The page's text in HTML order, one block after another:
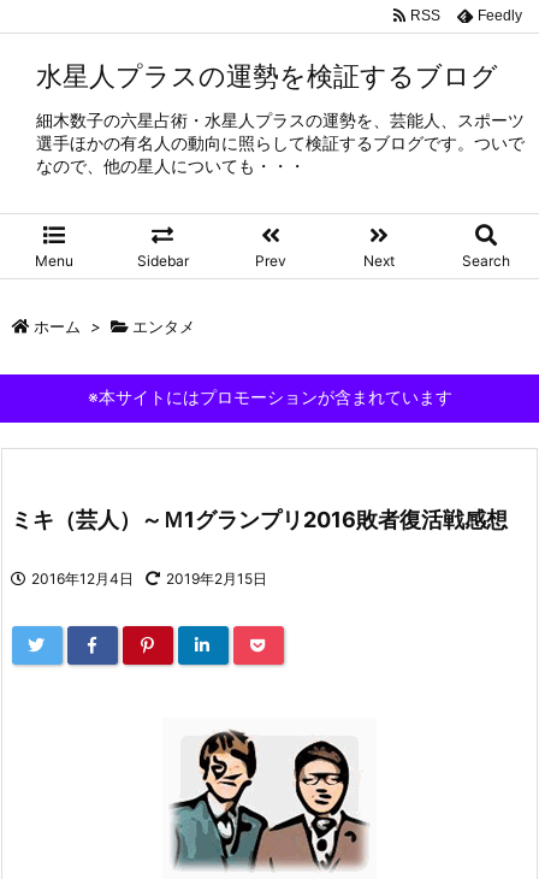
水星人プラスの運勢を検証するブログ
細木数子の六星占術・水星人プラスの運勢を、芸能人、スポーツ
選手ほかの有名人の動向に照らして検証するブログです。ついで
なので、他の星人についても・・・
Menu Sidebar Prev Next Search
RSS Feedly
ホーム > エンタメ
※本サイトにはプロモーションが含まれています
ミキ（芸人）～Ｍ1グランプリ2016敗者復活戦感想
2016年12月4日 2019年2月15日